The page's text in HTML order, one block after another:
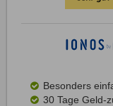
Besonders
30 Tage Geld-